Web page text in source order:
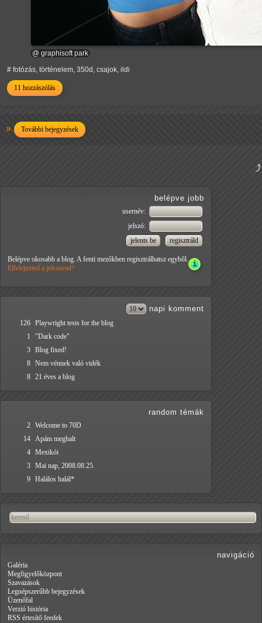
@ graphisoft park
# fotózás, történelem, 350d, csajok, ildi
11 hozzászólás
További bejegyzések
belépve jobb
usernév:
jelszó:
Belépve okosabb a blog. A fenti mezőkben regisztrálhatsz egyből.
Elfelejtetted a jelszavad?
napi komment
126 Playwright tests for the blog
1
"Dark code"
3 Blog fixed!
8 Nem vénnek való vidék
8 21 éves a blog
random témák
2 Welcome to 70D
14 Apám meghalt
4 Mexikói
3 Mai nap, 2008.08.25.
9 Halálos halál*
navigáció
Galéria
Megfigyelőközpont
Szavazások
Legnépszerűbb bejegyzések
Üzenőfal
Verzió história
RSS értesítő feedek